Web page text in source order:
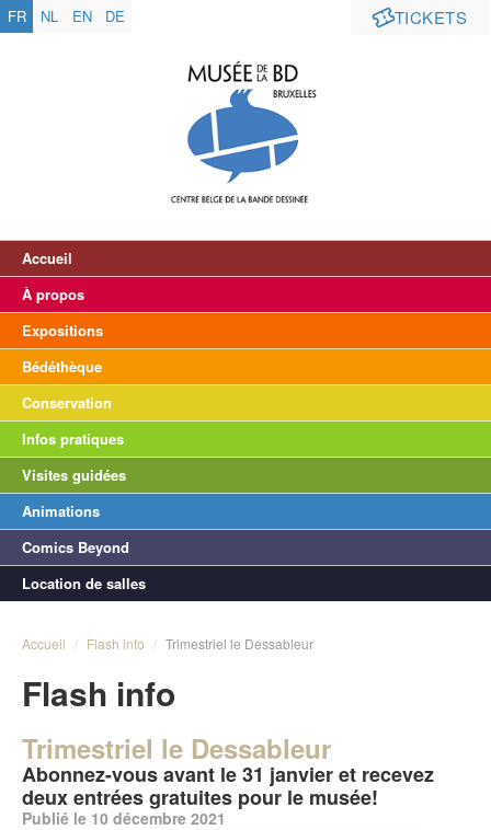
TICKETS
FR NL EN DE
Accueil
À propos
Expositions
Bédéthèque
Conservation
Infos pratiques
Visites guidées
Animations
Comics Beyond
Location de salles
Accueil / Flash info / Trimestriel le Dessableur
Flash info
Trimestriel le Dessableur
Abonnez-vous avant le 31 janvier et recevez
deux entrées gratuites pour le musée!
Publié le 10 décembre 2021